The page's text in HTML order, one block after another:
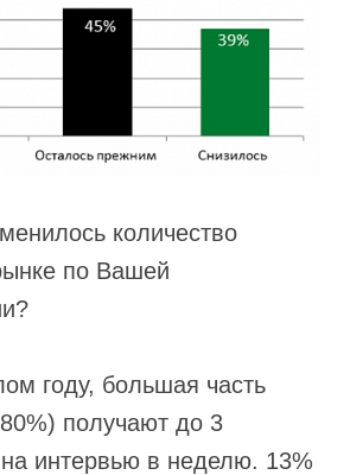
количество
по Вашей
году, большая часть
получают до 3
интервью в неделю. 13%